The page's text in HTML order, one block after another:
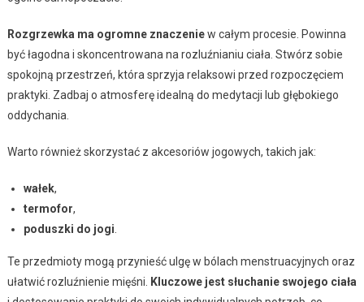
Rozgrzewka ma ogromne znaczeniew całym procesie. Powinna
być łagodna i skoncentrowana na rozluźnianiu ciała. Stwórz sobie
spokojną przestrzeń, która sprzyja relaksowi przed rozpoczęciem
praktyki. Zadbaj o atmosferę idealną do medytacji lub głębokiego
oddychania.
Warto również skorzystać z akcesoriów jogowych, takich jak:
wałek,
termofor,
poduszki do jogi.
Te przedmioty mogą przynieść ulgę w bólach menstruacyjnych oraz
ułatwić rozluźnienie mięśni. Kluczowe jest słuchanie swojego ciała